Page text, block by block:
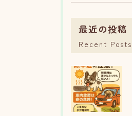
最近の投稿
Recent Posts